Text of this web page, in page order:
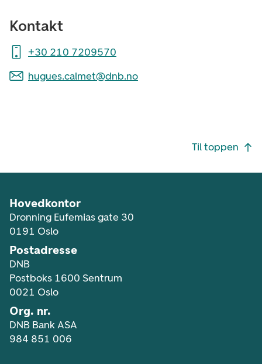
Kontakt
+30 210 7209570
hugues.calmet@dnb.no
Til toppen
Hovedkontor
Dronning Eufemias gate 30
0191 Oslo
Postadresse
DNB
Postboks 1600 Sentrum
0021 Oslo
Org. nr.
DNB Bank ASA
984 851 006